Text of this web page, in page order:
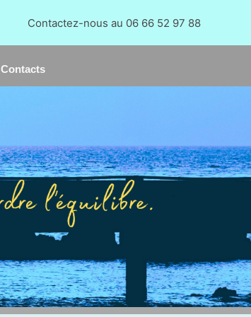
Contactez-nous au 06 66 52 97 88
Contacts